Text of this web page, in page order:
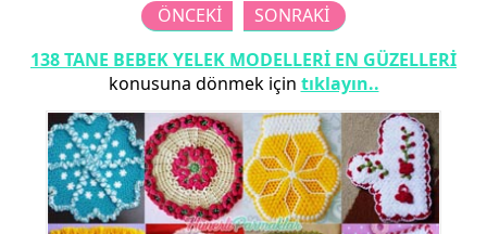
ÖNCEKİ
SONRAKİ
138 TANE BEBEK YELEK MODELLERİ EN GÜZELLERİ
konusuna dönmek için tıklayın..